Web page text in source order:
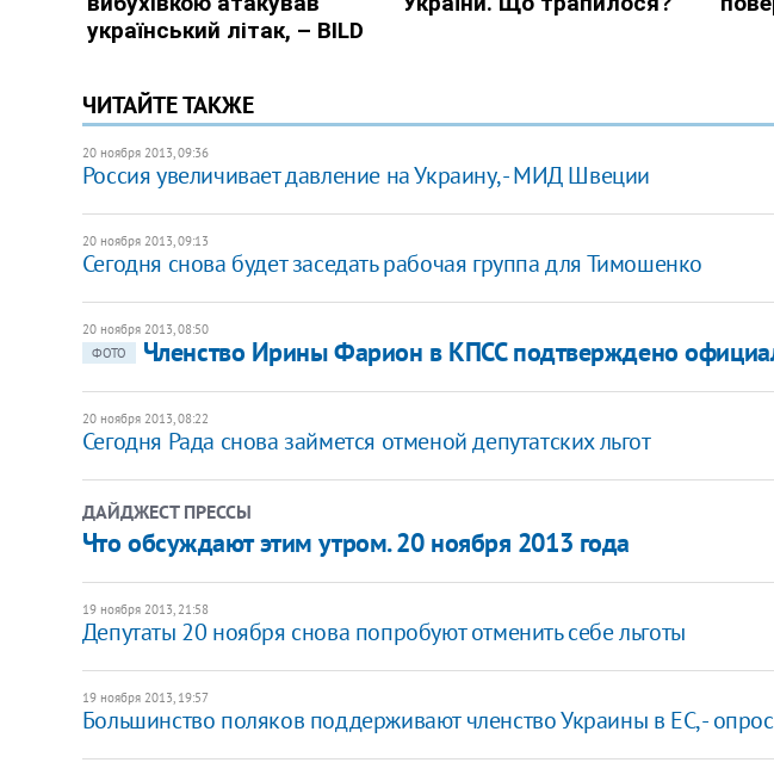
ЧИТАЙТЕ ТАКЖЕ
20 ноября 2013, 09:36
Россия увеличивает давление на Украину, - МИД Швеции
20 ноября 2013, 09:13
Сегодня снова будет заседать рабочая группа для Тимошенко
20 ноября 2013, 08:50
ФОТО
Членство Ирины Фарион в КПСС подтверждено
20 ноября 2013, 08:22
Сегодня Рада снова займется отменой депутатских льгот
ДАЙДЖЕСТ ПРЕССЫ
Что обсуждают этим утром. 20 ноября 2013 года
19 ноября 2013, 21:58
Депутаты 20 ноября снова попробуют отменить себе льготы
19 ноября 2013, 19:57
Большинство поляков поддерживают членство Украины в ЕС, - опрос